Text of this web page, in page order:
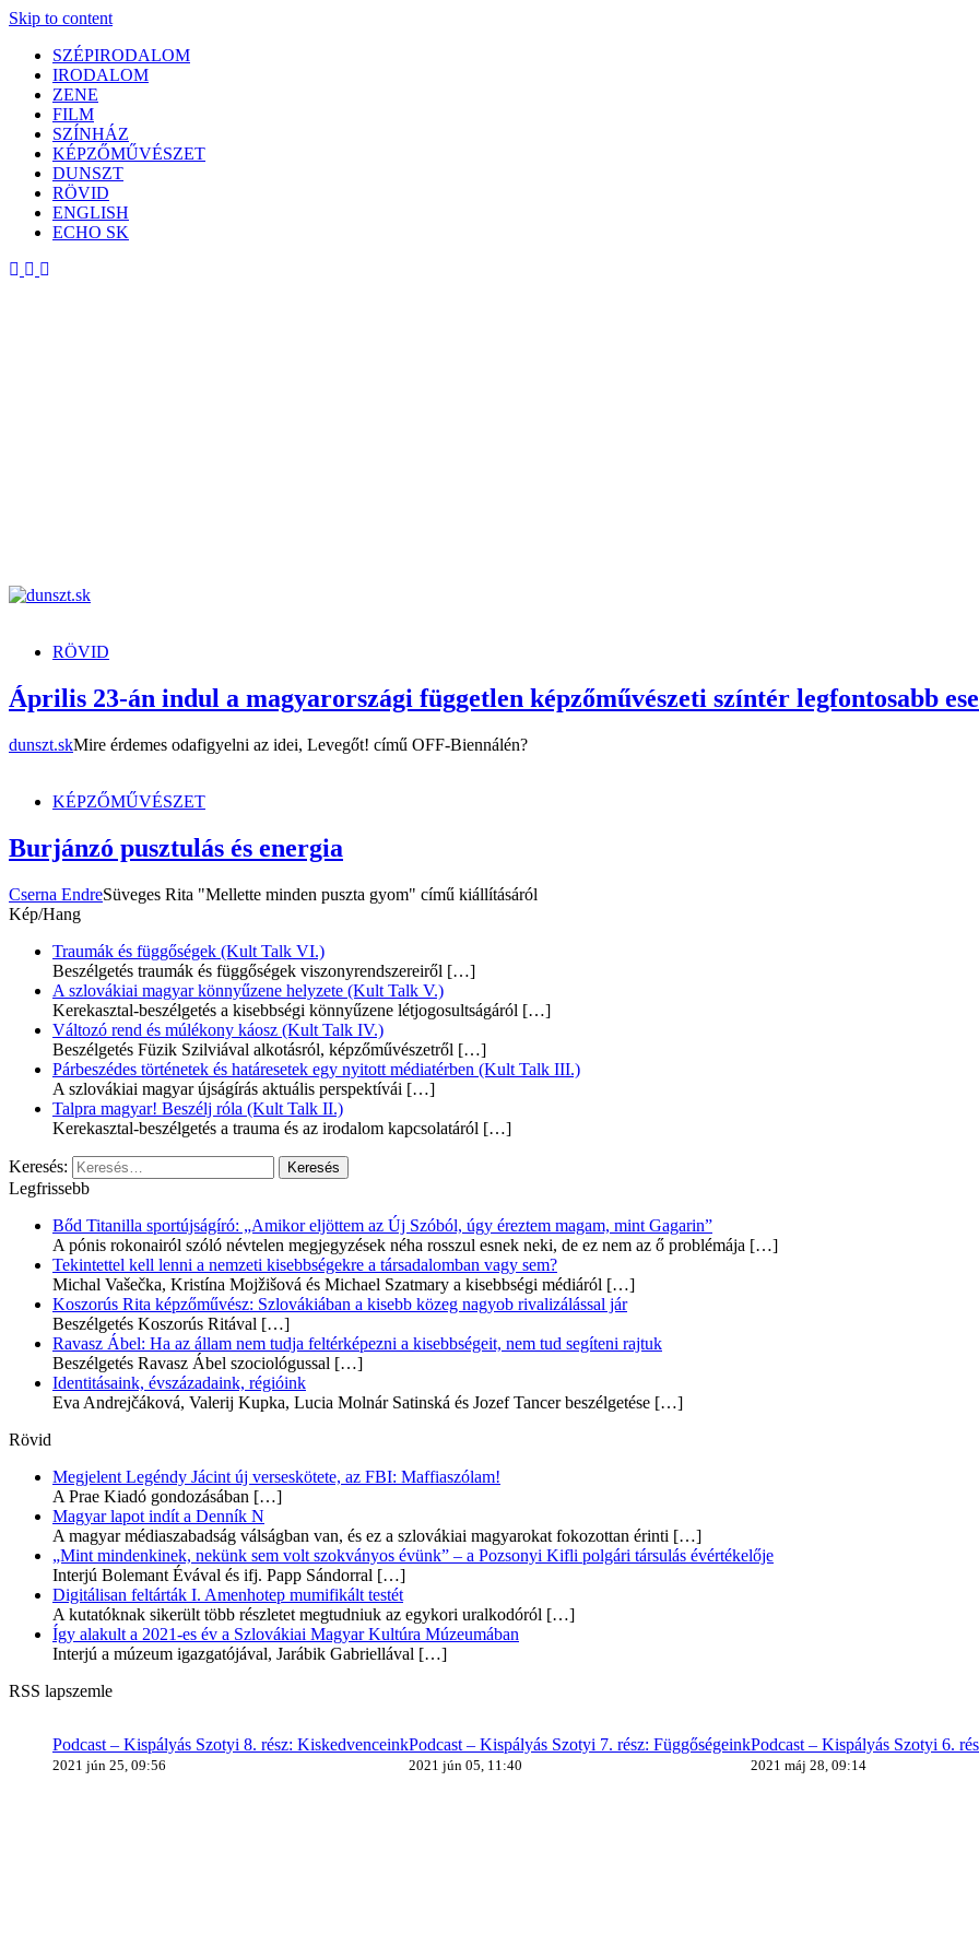
Skip to content
SZÉPIRODALOM
IRODALOM
ZENE
FILM
SZÍNHÁZ
KÉPZŐMŰVÉSZET
DUNSZT
RÖVID
ENGLISH
ECHO SK
RÖVID
Április 23-án indul a magyarországi független képzőművészeti színtér legfontosabb
dunszt.skMire érdemes odafigyelni az idei, Levegőt! című OFF-Biennálén?
KÉPZŐMŰVÉSZET
Burjánzó pusztulás és energia
Cserna EndreSüveges Rita "Mellette minden puszta gyom" című kiállításáról
Kép/Hang
Traumák és függőségek (Kult Talk VI.)
Beszélgetés traumák és függőségek viszonyrendszereiről […]
A szlovákiai magyar könnyűzene helyzete (Kult Talk V.)
Kerekasztal-beszélgetés a kisebbségi könnyűzene létjogosultságáról […]
Változó rend és múlékony káosz (Kult Talk IV.)
Beszélgetés Füzik Szilviával alkotásról, képzőművészetről […]
Párbeszédes történetek és határesetek egy nyitott médiatérben (Kult Talk III.)
A szlovákiai magyar újságírás aktuális perspektívái […]
Talpra magyar! Beszélj róla (Kult Talk II.)
Kerekasztal-beszélgetés a trauma és az irodalom kapcsolatáról […]
Keresés:
Legfrissebb
Bőd Titanilla sportújságíró: „Amikor eljöttem az Új Szóból, úgy éreztem magam, mint Gagarin”
A pónis rokonairól szóló névtelen megjegyzések néha rosszul esnek neki, de ez nem az ő problémája […]
Tekintettel kell lenni a nemzeti kisebbségekre a társadalomban vagy sem?
Michal Vašečka, Kristína Mojžišová és Michael Szatmary a kisebbségi médiáról […]
Koszorús Rita képzőművész: Szlovákiában a kisebb közeg nagyob rivalizálással jár
Beszélgetés Koszorús Ritával […]
Ravasz Ábel: Ha az állam nem tudja feltérképezni a kisebbségeit, nem tud segíteni rajtuk
Beszélgetés Ravasz Ábel szociológussal […]
Identitásaink, évszázadaink, régióink
Eva Andrejčáková, Valerij Kupka, Lucia Molnár Satinská és Jozef Tancer beszélgetése […]
Rövid
Megjelent Legéndy Jácint új verseskötete, az FBI: Maffiaszólam!
A Prae Kiadó gondozásában […]
Magyar lapot indít a Denník N
A magyar médiaszabadság válságban van, és ez a szlovákiai magyarokat fokozottan érinti […]
„Mint mindenkinek, nekünk sem volt szokványos évünk” – a Pozsonyi Kifli polgári társulás évértékelője
Interjú Bolemant Évával és ifj. Papp Sándorral […]
Digitálisan feltárták I. Amenhotep mumifikált testét
A kutatóknak sikerült több részletet megtudniuk az egykori uralkodóról […]
Így alakult a 2021-es év a Szlovákiai Magyar Kultúra Múzeumában
Interjú a múzeum igazgatójával, Jarábik Gabriellával […]
RSS lapszemle
Podcast – Kispályás Szotyi 8. rész: Kiskedvenceink
2021 jún 25, 09:56
Podcast – Kispályás Szotyi 7. rész: Függőségeink
2021 jún 05, 11:40
Podcast – Kispályás Szotyi 6.
2021 máj 28, 09:14